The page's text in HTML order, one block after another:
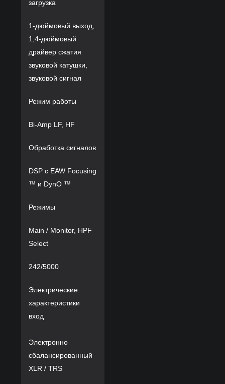
загрузка
1-дюймовый выход,
1,4-дюймовый
драйвер сжатия
звуковой катушки,
звуковой сигнал
Режим работы
Bi-Amp LF, HF
Обработка сигналов
DSP с EAW Focusing
™ и DynO ™
Режимы
Main / Monitor, HPF
Select
242/5000
Электрические
характеристики
вход
Электронно
сбалансированный
XLR / TRS